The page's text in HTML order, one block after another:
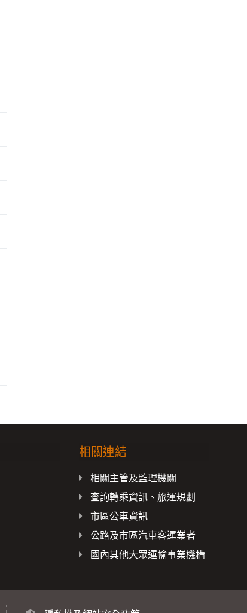
相關連結
相關主管及監理機關
查詢轉乘資訊、旅運規劃
市區公車資訊
公路及市區汽車客運業者
國內其他大眾運輸事業機構